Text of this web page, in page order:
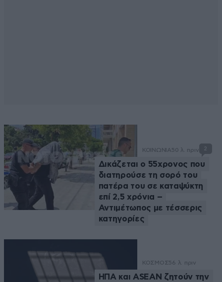
ΚΟΙΝΩΝΙΑ50 λ. πριν 2
Δικάζεται ο 55χρονος που
διατηρούσε τη σορό του
πατέρα του σε καταψύκτη
επί 2,5 χρόνια –
Αντιμέτωπος με τέσσερις
κατηγορίες
ΚΟΣΜΟΣ56 λ. πριν
ΗΠΑ και ASEAN ζητούν την